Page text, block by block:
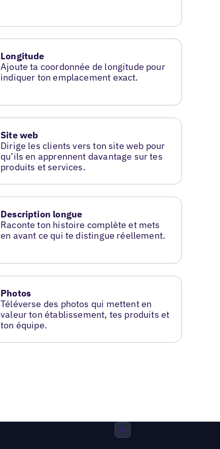
Longitude
Ajoute ta coordonnée de longitude pour
indiquer ton emplacement exact.
Site web
Dirige les clients vers ton site web pour
qu’ils en apprennent davantage sur tes
produits et services.
Description longue
Raconte ton histoire complète et mets
en avant ce qui te distingue réellement.
Photos
Téléverse des photos qui mettent en
valeur ton établissement, tes produits et
ton équipe.